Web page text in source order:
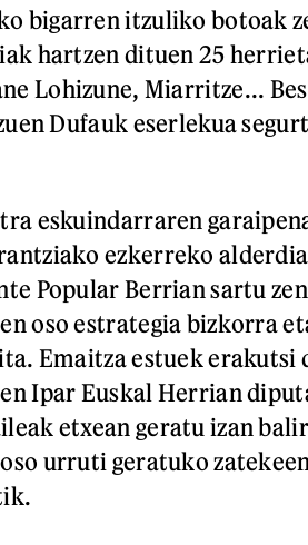
bigarren itzuliko botoak
hartzen dituen 25
Lohizune, Miarritze...
Dufauk eserlekua
eskuindarraren
ezkerreko
Popular Berrian sartu
oso estrategia bizkorra
Emaitza estuek erakutsi
Ipar Euskal Herrian
etxean geratu izan
urruti geratuko